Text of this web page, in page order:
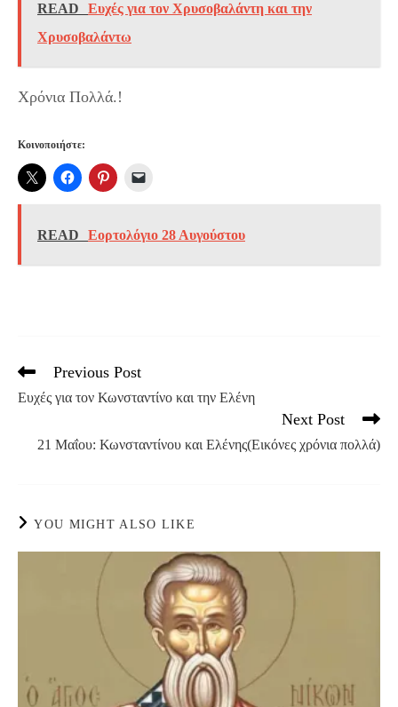
READ
Ευχές για τον Χρυσοβαλάντη και την
Χρυσοβαλάντω
Χρόνια Πολλά.!
Κοινοποιήστε:
READ Εορτολόγιο 28 Αυγούστου
Read
articles
Previous Post
Ευχές για τον Κωνσταντίνο και την Ελένη
Next Post
21 Μαΐου: Κωνσταντίνου και Ελένης(Εικόνες χρόνια πολλά)
YOU MIGHT ALSO LIKE